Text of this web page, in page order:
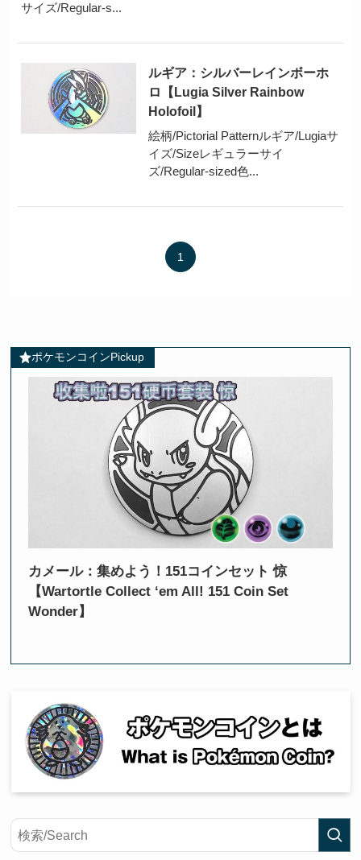
サイズ/Regular-s...
ルギア：シルバーレインボーホ
ロ【Lugia Silver Rainbow
Holofoil】
絵柄/Pictorial Patternルギア/Lugiaサ
イズ/Sizeレギュラーサイ
ズ/Regular-sized色...
1
ポケモンコインPickup
カメール：集めよう！151コインセット 惊
【Wartortle Collect ‘em All! 151 Coin Set
Wonder】